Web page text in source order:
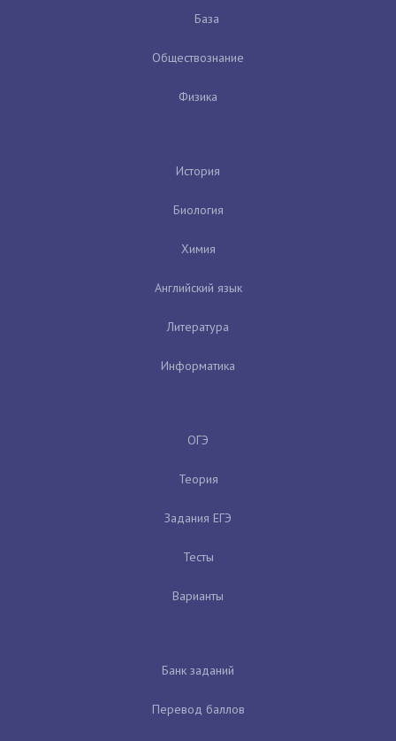
База
Обществознание
Физика
История
Биология
Химия
Английский язык
Литература
Информатика
ОГЭ
Теория
Задания ЕГЭ
Тесты
Варианты
Банк заданий
Перевод баллов